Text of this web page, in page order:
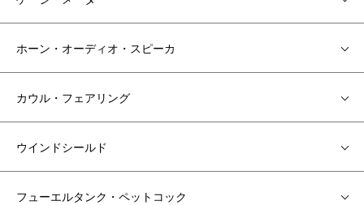
ホーン・オーディオ・スピーカ
カウル・フェアリング
ウインドシールド
フューエルタンク・ペットコック